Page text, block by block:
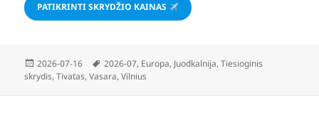
PATIKRINTI SKRYDŽIO KAINAS
Paskelbta
2026-07-16 Žymos
2026-07, Europa, Juodkalnija,Tiesioginis
skrydis,Tivatas,Vasara,Vilnius